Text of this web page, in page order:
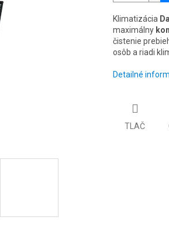
Klimatizácia
maximálny
čistenie
osôb a riadi
Detailné
TLAČ